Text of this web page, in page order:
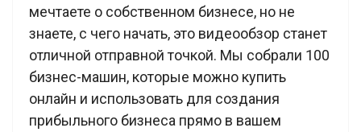
мечтаете о собственном бизнесе, но не
знаете, с чего начать, это видеообзор станет
отличной отправной точкой. Мы собрали 100
бизнес-машин, которые можно купить
онлайн и использовать для создания
прибыльного бизнеса прямо в вашем